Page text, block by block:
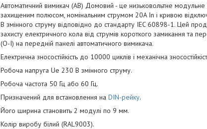
Автоматичний вимикач (АВ) Домовий - це низьковольтне
захищеним полюсом, номінальним струмом 20A In і кривою
В змінного струму відповідно до стандарту IEC 60898-1. Цей
захисту електричного кола від струмів короткого замикання та
(О-І) на передній панелі автоматичного вимикача.
Електрична зносостійкість до 10000 циклів і механічна
Робоча напруга Ue 230 В змінного струму.
Робоча частота 50 Гц або 60 Гц.
Призначений для встановлення на DIN-рейку.
Його ширина становить 2 модулі по 9 мм.
Колір виробу білий (RAL9003).